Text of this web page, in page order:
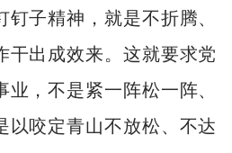
子精神，就是不折腾、
干出成效来。这就要求党
业，不是紧一阵松一阵、
以咬定青山不放松、不达